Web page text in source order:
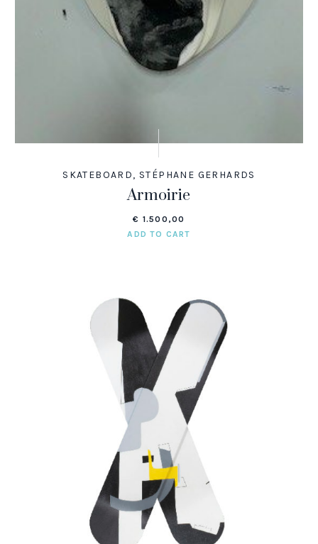
SKATEBOARD, STÉPHANE GERHARDS
Armoirie
€ 1.500,00
ADD TO CART